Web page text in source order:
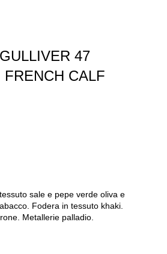
47
CALF
sale e pepe verde oliva e
Fodera in tessuto khaki.
Metallerie palladio.